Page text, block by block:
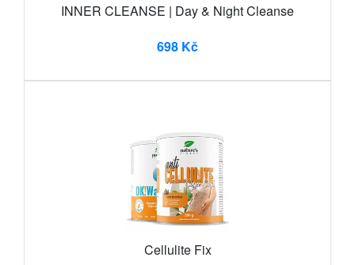
INNER CLEANSE | Day & Night Cleanse
698 Kč
Cellulite Fix